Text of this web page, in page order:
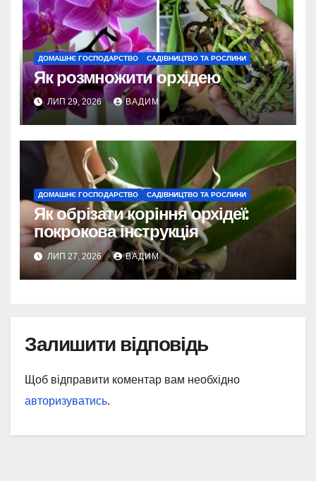
ДОМАШНЄ ГОСПОДАРСТВО САДІВНИЦТВО ТА РОСЛИНИ
Як розмножити орхідею
ЛИП 29, 2026 ВАДИМ
ДОМАШНЄ ГОСПОДАРСТВО САДІВНИЦТВО ТА РОСЛИНИ
Як обрізати коріння орхідеї:
покрокова інструкція
ЛИП 27, 2026 ВАДИМ
Залишити відповідь
Щоб відправити коментар вам необхідно
авторизуватись.